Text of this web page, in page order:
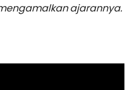
ajarannya.